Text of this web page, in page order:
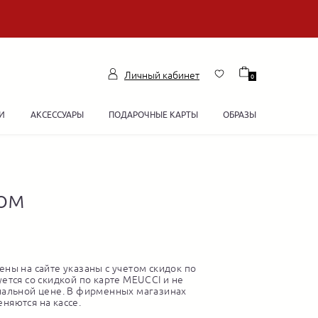
Личный кабинет 0
АКСЕССУАРЫ ПОДАРОЧНЫЕ КАРТЫ ОБРАЗЫ
на сайте указаны с учетом скидок по
со скидкой по карте MEUCCI и не
цене. В фирменных магазинах
на кассе.